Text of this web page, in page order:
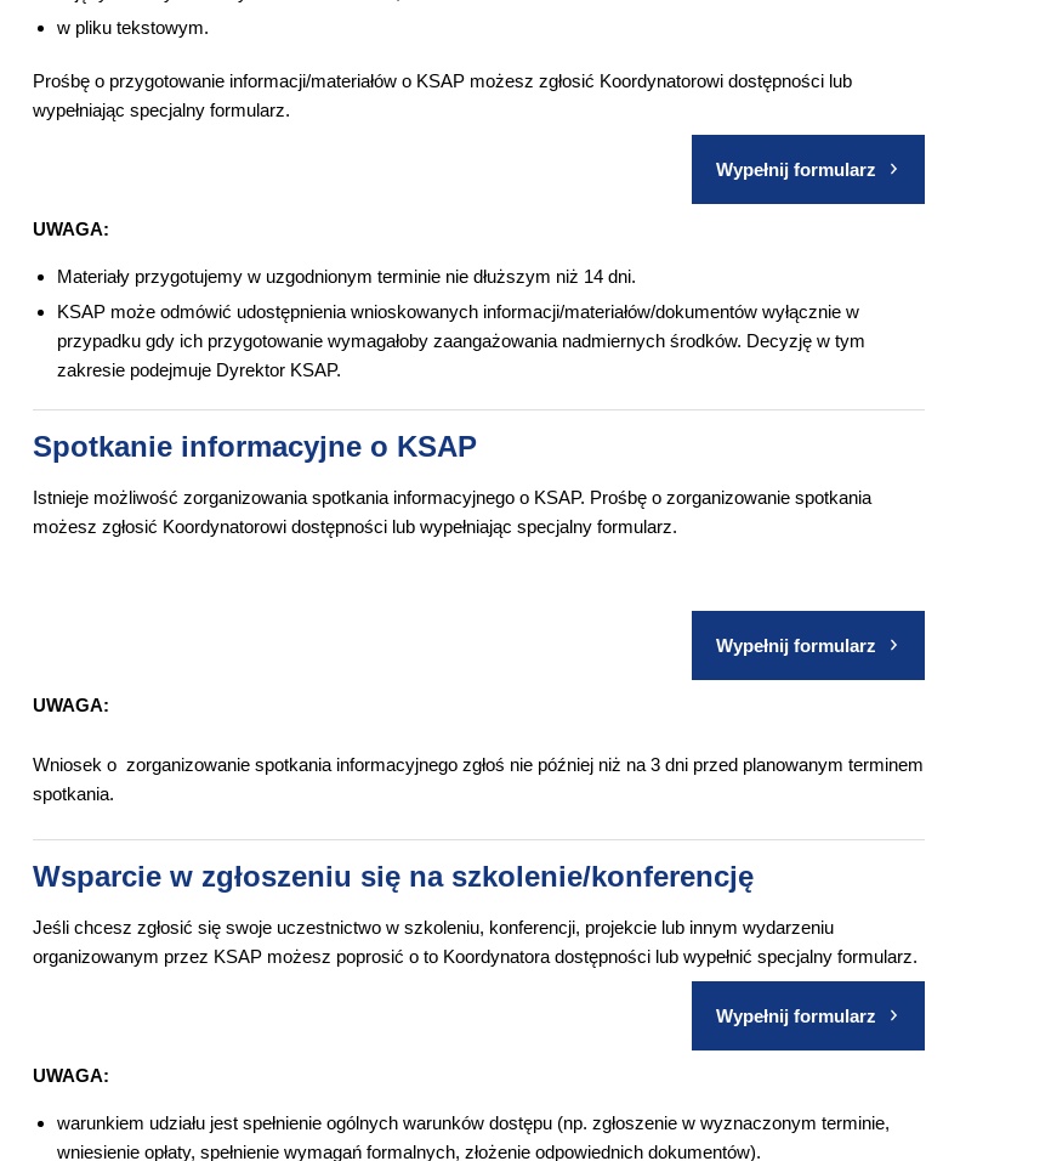
w pliku tekstowym.
Prośbę o przygotowanie informacji/materiałów o KSAP możesz zgłosić Koordynatorowi dostępności lub
wypełniając specjalny formularz.
Wypełnij formularz
UWAGA:
Materiały przygotujemy w uzgodnionym terminie nie dłuższym niż 14 dni.
KSAP może odmówić udostępnienia wnioskowanych informacji/materiałów/dokumentów wyłącznie w
przypadku gdy ich przygotowanie wymagałoby zaangażowania nadmiernych środków. Decyzję w tym
zakresie podejmuje Dyrektor KSAP.
Spotkanie informacyjne o KSAP
Istnieje możliwość zorganizowania spotkania informacyjnego o KSAP. Prośbę o zorganizowanie spotkania
możesz zgłosić Koordynatorowi dostępności lub wypełniając specjalny formularz.
Wypełnij formularz
UWAGA:
Wniosek o zorganizowanie spotkania informacyjnego zgłoś nie później niż na 3 dni przed planowanym terminem
spotkania.
Wsparcie w zgłoszeniu się na szkolenie/konferencję
Jeśli chcesz zgłosić się swoje uczestnictwo w szkoleniu, konferencji, projekcie lub innym wydarzeniu
organizowanym przez KSAP możesz poprosić o to Koordynatora dostępności lub wypełnić specjalny formularz.
Wypełnij formularz
UWAGA:
warunkiem udziału jest spełnienie ogólnych warunków dostępu (np. zgłoszenie w wyznaczonym terminie,
wniesienie opłaty, spełnienie wymagań formalnych, złożenie odpowiednich dokumentów).